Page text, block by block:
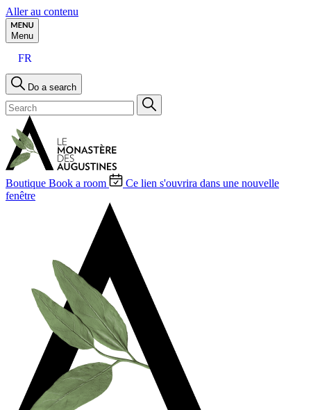
Aller au contenu
Menu
FR
Do a search
Boutique Book a room
Ce lien s'ouvrira dans une nouvelle
fenêtre